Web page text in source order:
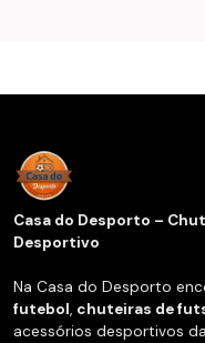
Casa do Desporto –
Desportivo
Na Casa do Desporto
futebol, chuteiras de
acessórios desportivos